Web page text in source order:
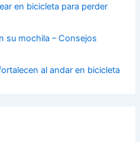
en bicicleta para perder
su mochila – Consejos
al andar en bicicleta